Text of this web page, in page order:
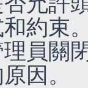
約束
員關
因。